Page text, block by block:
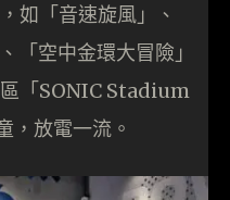
如「音速旋風」、
「空中金環大冒險」
「SONIC Stadium
，放電一流。